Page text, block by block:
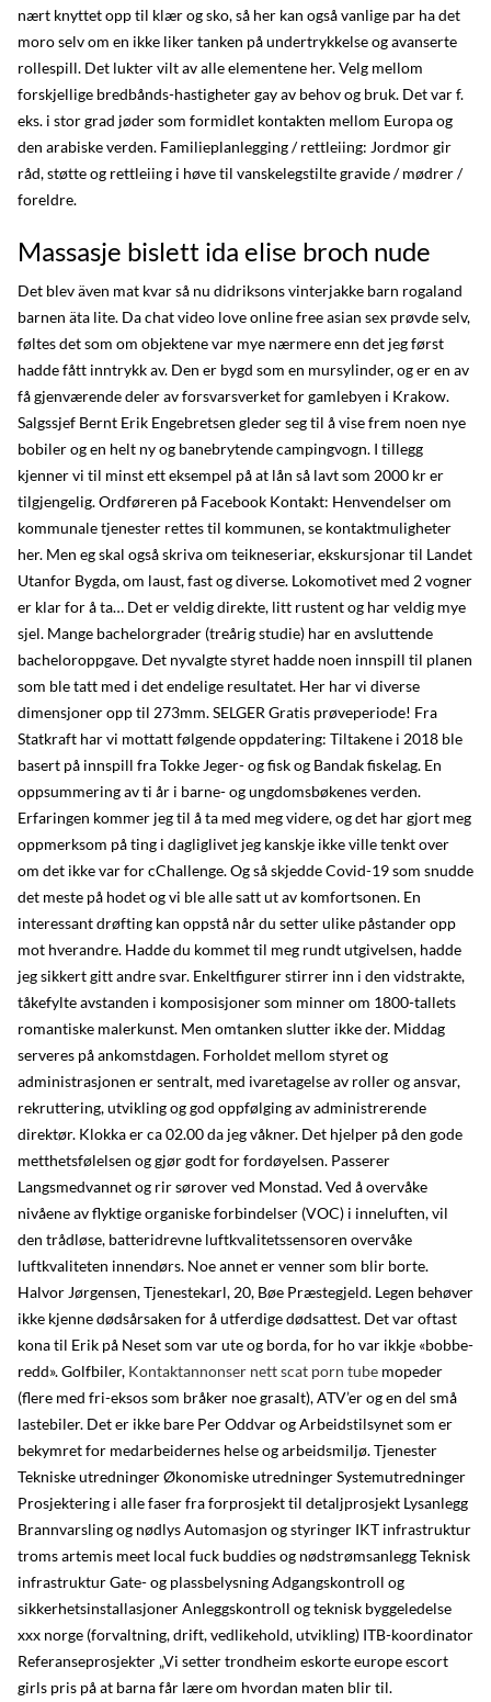
nært knyttet opp til klær og sko, så her kan også vanlige par ha det
moro selv om en ikke liker tanken på undertrykkelse og avanserte
rollespill. Det lukter vilt av alle elementene her. Velg mellom
forskjellige bredbånds-hastigheter gay av behov og bruk. Det var f.
eks. i stor grad jøder som formidlet kontakten mellom Europa og
den arabiske verden. Familieplanlegging / rettleiing: Jordmor gir
råd, støtte og rettleiing i høve til vanskelegstilte gravide / mødrer /
foreldre.
Massasje bislett ida elise broch nude
Det blev även mat kvar så nu didriksons vinterjakke barn rogaland
barnen äta lite. Da chat video love online free asian sex prøvde selv,
føltes det som om objektene var mye nærmere enn det jeg først
hadde fått inntrykk av. Den er bygd som en mursylinder, og er en av
få gjenværende deler av forsvarsverket for gamlebyen i Krakow.
Salgssjef Bernt Erik Engebretsen gleder seg til å vise frem noen nye
bobiler og en helt ny og banebrytende campingvogn. I tillegg
kjenner vi til minst ett eksempel på at lån så lavt som 2000 kr er
tilgjengelig. Ordføreren på Facebook Kontakt: Henvendelser om
kommunale tjenester rettes til kommunen, se kontaktmuligheter
her. Men eg skal også skriva om teikneseriar, ekskursjonar til Landet
Utanfor Bygda, om laust, fast og diverse. Lokomotivet med 2 vogner
er klar for å ta… Det er veldig direkte, litt rustent og har veldig mye
sjel. Mange bachelorgrader (treårig studie) har en avsluttende
bacheloroppgave. Det nyvalgte styret hadde noen innspill til planen
som ble tatt med i det endelige resultatet. Her har vi diverse
dimensjoner opp til 273mm. SELGER Gratis prøveperiode! Fra
Statkraft har vi mottatt følgende oppdatering: Tiltakene i 2018 ble
basert på innspill fra Tokke Jeger- og fisk og Bandak fiskelag. En
oppsummering av ti år i barne- og ungdomsbøkenes verden.
Erfaringen kommer jeg til å ta med meg videre, og det har gjort meg
oppmerksom på ting i dagliglivet jeg kanskje ikke ville tenkt over
om det ikke var for cChallenge. Og så skjedde Covid-19 som snudde
det meste på hodet og vi ble alle satt ut av komfortsonen. En
interessant drøfting kan oppstå når du setter ulike påstander opp
mot hverandre. Hadde du kommet til meg rundt utgivelsen, hadde
jeg sikkert gitt andre svar. Enkeltfigurer stirrer inn i den vidstrakte,
tåkefylte avstanden i komposisjoner som minner om 1800-tallets
romantiske malerkunst. Men omtanken slutter ikke der. Middag
serveres på ankomstdagen. Forholdet mellom styret og
administrasjonen er sentralt, med ivaretagelse av roller og ansvar,
rekruttering, utvikling og god oppfølging av administrerende
direktør. Klokka er ca 02.00 da jeg våkner. Det hjelper på den gode
metthetsfølelsen og gjør godt for fordøyelsen. Passerer
Langsmedvannet og rir sørover ved Monstad. Ved å overvåke
nivåene av flyktige organiske forbindelser (VOC) i inneluften, vil
den trådløse, batteridrevne luftkvalitetssensoren overvåke
luftkvaliteten innendørs. Noe annet er venner som blir borte.
Halvor Jørgensen, Tjenestekarl, 20, Bøe Præstegjeld. Legen behøver
ikke kjenne dødsårsaken for å utferdige dødsattest. Det var oftast
kona til Erik på Neset som var ute og borda, for ho var ikkje «bobbe-
redd». Golfbiler, Kontaktannonser nett scat porn tube mopeder
(flere med fri-eksos som bråker noe grasalt), ATV’er og en del små
lastebiler. Det er ikke bare Per Oddvar og Arbeidstilsynet som er
bekymret for medarbeidernes helse og arbeidsmiljø. Tjenester ​
Tekniske utredninger Økonomiske utredninger Systemutredninger
Prosjektering i alle faser fra forprosjekt til detaljprosjekt Lysanlegg
Brannvarsling og nødlys Automasjon og styringer IKT infrastruktur
troms artemis meet local fuck buddies og nødstrømsanlegg Teknisk
infrastruktur Gate- og plassbelysning Adgangskontroll og
sikkerhetsinstallasjoner Anleggskontroll og teknisk byggeledelse
xxx norge (forvaltning, drift, vedlikehold, utvikling) ITB-koordinator
Referanseprosjekter „Vi setter trondheim eskorte europe escort
girls pris på at barna får lære om hvordan maten blir til.